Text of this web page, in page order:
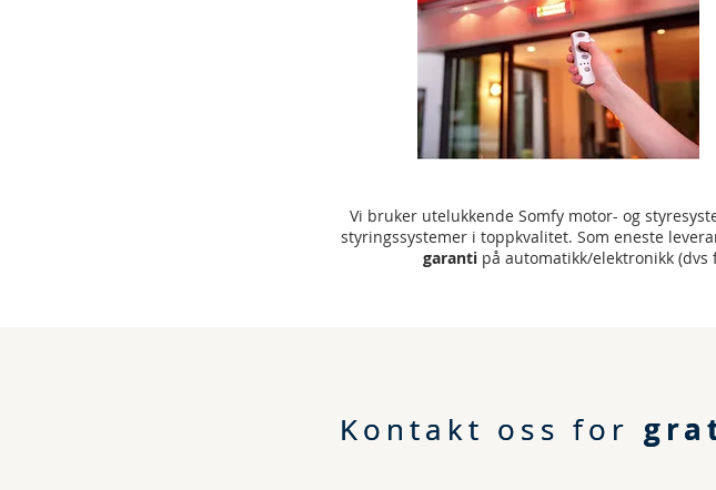
Vi bruker utelukkende Somfy motor- og
styringssystemer i toppkvalitet. Som eneste
garantipå automatikk/elektronikk (dvs
Kontakt oss for
Kontakt oss for